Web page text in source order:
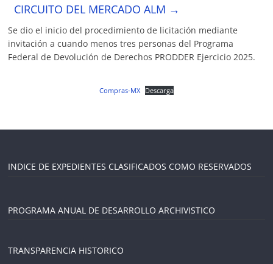
CIRCUITO DEL MERCADO ALM →
Se dio el inicio del procedimiento de licitación mediante
invitación a cuando menos tres personas del Programa
Federal de Devolución de Derechos PRODDER Ejercicio 2025.
Compras-MX Descarga
INDICE DE EXPEDIENTES CLASIFICADOS COMO RESERVADOS
PROGRAMA ANUAL DE DESARROLLO ARCHIVISTICO
TRANSPARENCIA HISTORICO